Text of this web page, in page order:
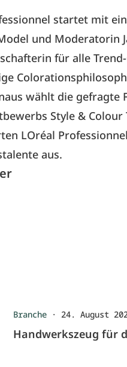
startet mit
und Moderatorin
für alle
wählt die gefragte
Style & Colour
LOréal
aus.
Branche · 24. August
Handwerkszeug für